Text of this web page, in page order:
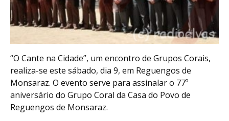
“O Cante na Cidade”, um encontro de Grupos Corais,
realiza-se este sábado, dia 9, em Reguengos de
Monsaraz. O evento serve para assinalar o 77º
aniversário do Grupo Coral da Casa do Povo de
Reguengos de Monsaraz.